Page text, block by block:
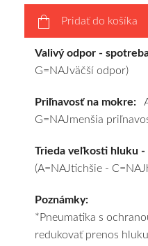
vášho
výberu
a
Pridať do košíka
Valivý odpor -
G=NAJväčší odpor)
Priľnavosť na mokre:
G=NAJmenšia
Trieda veľkosti hluku -
(A=NAJtichšie -
Poznámky:
*Pneumatika s
redukovať prenos